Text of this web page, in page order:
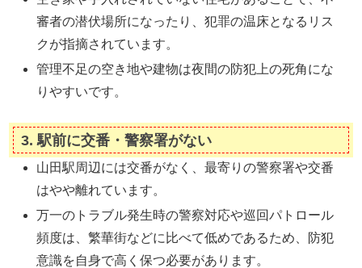
審者の潜伏場所になったり、犯罪の温床となるリス
クが指摘されています。
管理不足の空き地や建物は夜間の防犯上の死角にな
りやすいです。
3.駅前に交番・警察署がない
山田駅周辺には交番がなく、最寄りの警察署や交番
はやや離れています。
万一のトラブル発生時の警察対応や巡回パトロール
頻度は、繁華街などに比べて低めであるため、防犯
意識を自身で高く保つ必要があります。